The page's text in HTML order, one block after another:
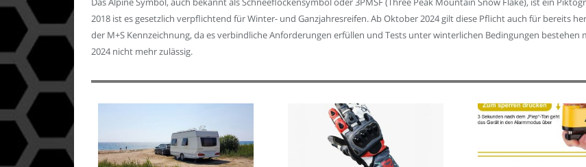
2018 ist es gesetzlich verpflichtend für Winter- und Ganzjahresreifen. Ab Oktober 2024 gilt diese Pflicht auch für bereits
der M+S Kennzeichnung, da es verbindliche Anforderungen erfüllen und Tests unter winterlichen Bedingungen
2024 nicht mehr zulässig.